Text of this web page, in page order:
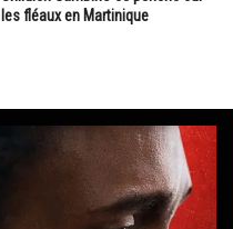
les fléaux en Martinique